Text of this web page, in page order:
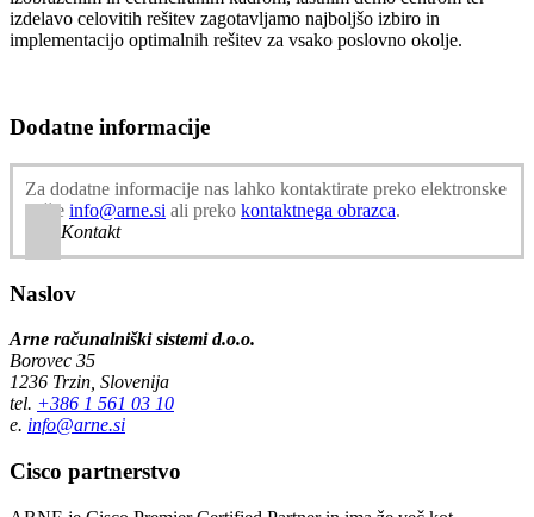
izdelavo celovitih rešitev zagotavljamo najboljšo izbiro in
implementacijo optimalnih rešitev za vsako poslovno okolje.
Dodatne informacije
Za dodatne informacije nas lahko kontaktirate preko elektronske
pošte info@arne.si ali preko kontaktnega obrazca.
Kontakt
Naslov
Arne računalniški sistemi d.o.o.
Borovec 35
1236 Trzin, Slovenija
tel. +386 1 561 03 10
e. info@arne.si
Cisco partnerstvo